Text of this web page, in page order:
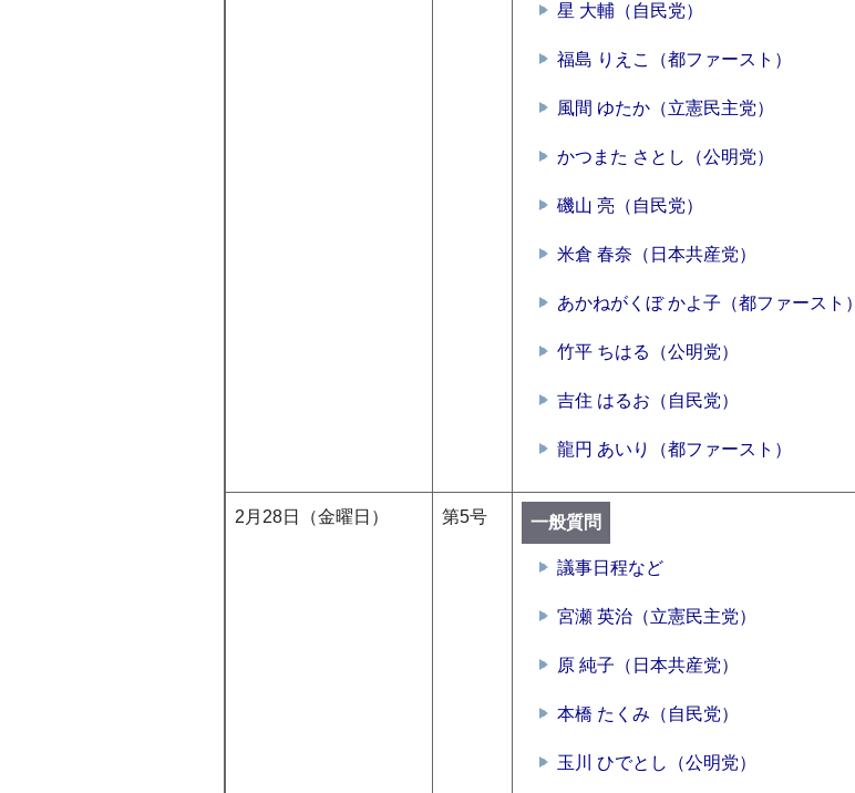
星 大輔（自民党）
福島 りえこ（都ファースト）
風間 ゆたか（立憲民主党）
かつまた さとし（公明党）
磯山 亮（自民党）
米倉 春奈（日本共産党）
あかねがくぼ かよ子（都ファースト）
竹平 ちはる（公明党）
吉住 はるお（自民党）
龍円 あいり（都ファースト）
2月28日（金曜日） 第5号 一般質問
議事日程など
宮瀬 英治（立憲民主党）
原 純子（日本共産党）
本橋 たくみ（自民党）
玉川 ひでとし（公明党）